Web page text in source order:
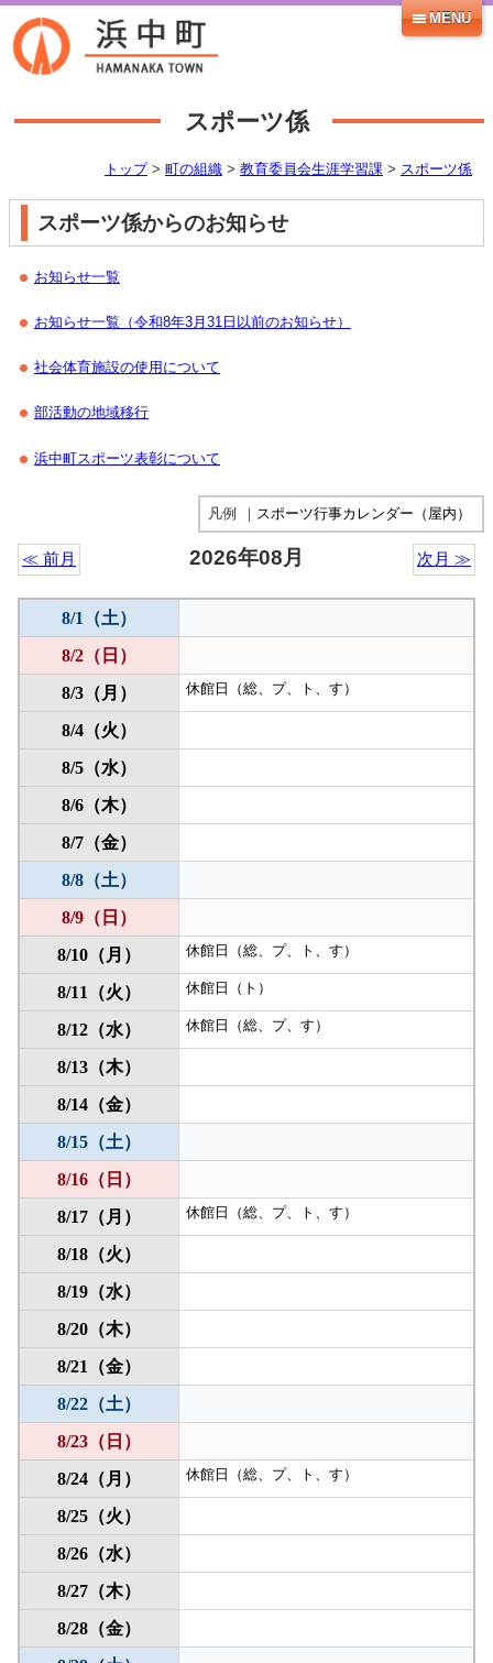
MENU
スポーツ係
トップ> 町の組織 > 教育委員会生涯学習課 > スポーツ係
スポーツ係からのお知らせ
お知らせ一覧
お知らせ一覧（令和8年3月31日以前のお知らせ）
社会体育施設の使用について
部活動の地域移行
浜中町スポーツ表彰について
凡例 ｜ スポーツ行事カレンダー（屋内）
≪ 前月 次月 ≫
2026年08月